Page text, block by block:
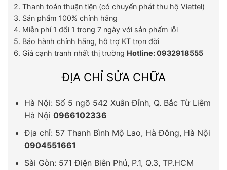
2. Thanh toán thuận tiện (có chuyển phát thu hộ Viettel)
3. Sản phẩm 100% chính hãng
4. Miễn phí 1 đổi 1 trong 7 ngày với sản phẩm lỗi
5. Bảo hành chính hãng, hỗ trợ KT trọn đời
6. Giá cạnh tranh nhất thị trường Hotline: 0932918555
ĐỊA CHỈ SỬA CHỮA
Hà Nội: Số 5 ngõ 542 Xuân Đỉnh, Q. Bắc Từ Liêm
Hà Nội 0966102336
Địa chỉ: 57 Thanh Bình Mộ Lao, Hà Đông, Hà Nội
0904551661
Sài Gòn: 571 Điện Biên Phủ, P.1, Q.3, TP.HCM